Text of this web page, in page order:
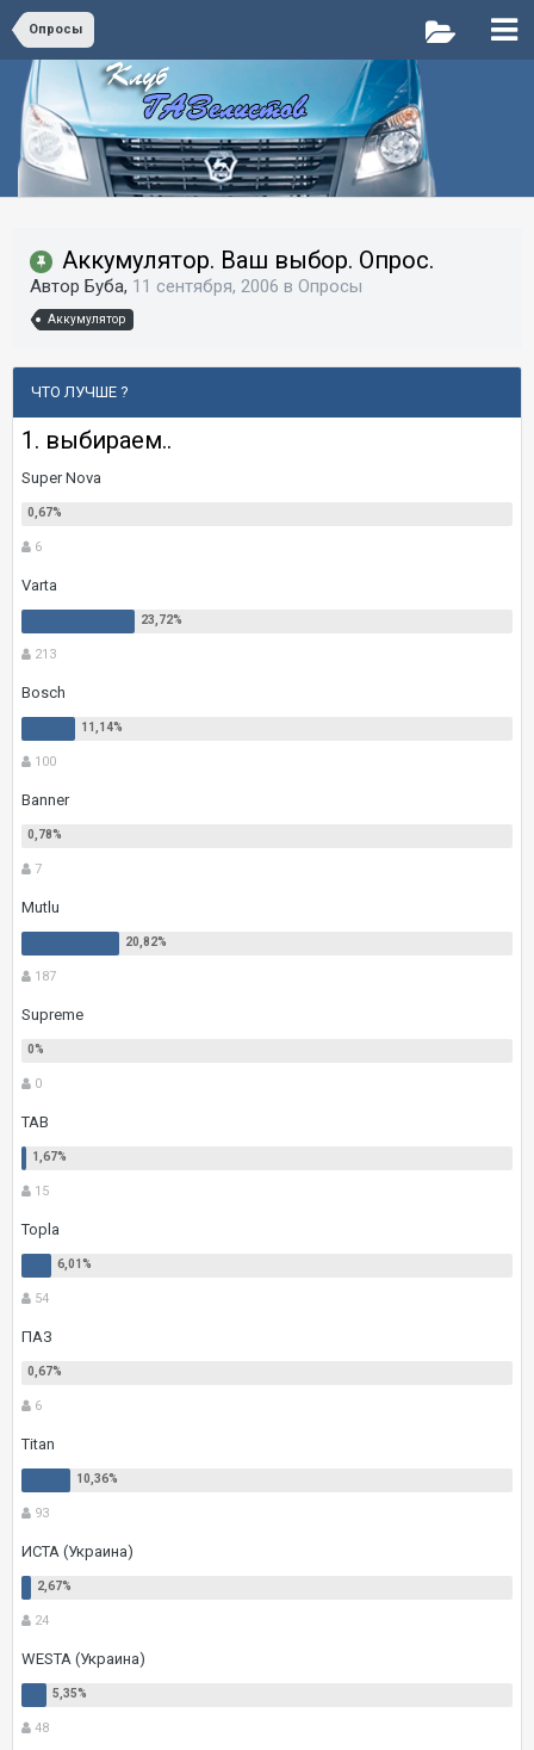
Опросы
Аккумулятор. Ваш выбор. Опрос.
Автор Буба, 11 сентября, 2006 в Опросы
Аккумулятор
ЧТО ЛУЧШЕ ?
1. выбираем..
Super Nova
6
Varta
213
Bosch
100
Banner
7
Mutlu
187
Supreme
0
TAB
15
Topla
54
ПАЗ
6
Titan
93
ИСТА (Украина)
24
WESTA (Украина)
48